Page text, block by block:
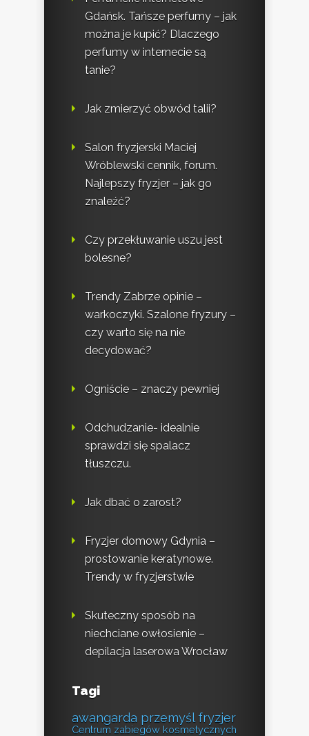
Gdańsk. Tańsze perfumy – jak
można je kupić? Dlaczego
perfumy w internecie są
tanie?
Jak zmierzyć obwód talii?
Salon fryzjerski Maciej
Wróblewski cennik, forum.
Najlepszy fryzjer – jak go
znaleźć?
Czy przekłuwanie uszu jest
bolesne?
Trendy Zabrze opinie –
warkoczyki. Szalone fryzury –
czy warto się na nie
decydować?
Ogniście – znaczy pewniej
Odchudzanie- idealnie
sprawdzi się spalacz
tłuszczu.
Jak dbać o zarost?
Fryzjer domowy Gdynia –
prostowanie keratynowe.
Trendy w fryzjerstwie
Skuteczny sposób na
niechciane owłosienie –
depilacja laserowa Wrocław
Tagi
awangarda przemyśl fryzjer
Centrum zabiegów kosmetycznych